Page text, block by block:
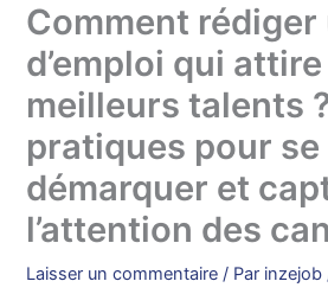
Comment
d’emploi qui
meilleurs talents
pratiques pour se
démarquer et
l’attention des
Laisser un commentaire / Par inzejob